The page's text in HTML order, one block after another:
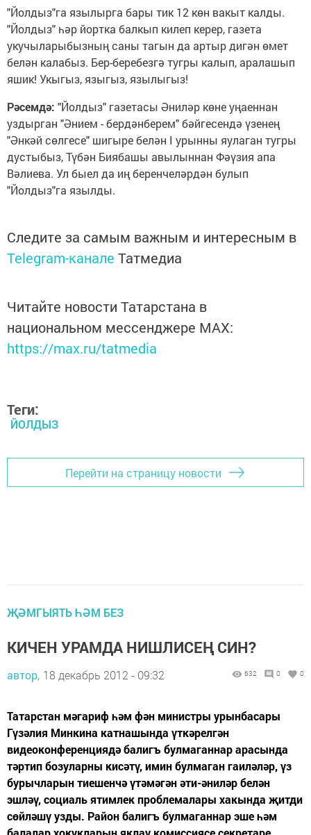
"Йолдыз"га язылырга бары тик 12 көн вакыт калды.
"Йолдыз" һәр йортка балкып килеп керер, газета
укучыларыбызның саны тагын да артыр дигән өмет
белән калабыз. Бер-беребезгә тугры калып, аралашып
яшик! Укыгыз, языгыз, язылыгыз!
Рәсемдә: "Йолдыз" газетасы Әниләр көне уңаеннан
уздырган "Әнием - бердәнберем" бәйгесендә үзенең
"Әнкәй сөлгесе" шигыре белән I урынны яулаган тугры
дустыбыз, Түбән Биябашы авылыннан Фәүзия апа
Вәлиева. Ул быел да иң беренчеләрдән булып
"Йолдыз"га язылды.
Следите за самым важным и интересным в
Telegram-канале Татмедиа
Читайте новости Татарстана в
национальном мессенджере MАХ:
https://max.ru/tatmedia
Теги:
ЙОЛДЫЗ
Перейти на страницу новости
ҖӘМГЫЯТЬ ҺӘМ БЕЗ
КИЧЕН УРАМДА НИШЛИСЕҢ СИН?
автор, 18 декабрь 2012 - 09:32 632 0 0
Татарстан мәгариф һәм фән министры урынбасары
Гүзәлия Минкина катнашында үткәрелгән
видеоконференциядә балигъ булмаганнар арасында
тәртип бозуларны кисәтү, имин булмаган гаиләләр, үз
бурычларын тиешенчә үтәмәгән әти-әниләр белән
эшләү, социаль ятимлек проблемалары хакында җитди
сөйләшү узды. Район балигъ булмаганнар эше һәм